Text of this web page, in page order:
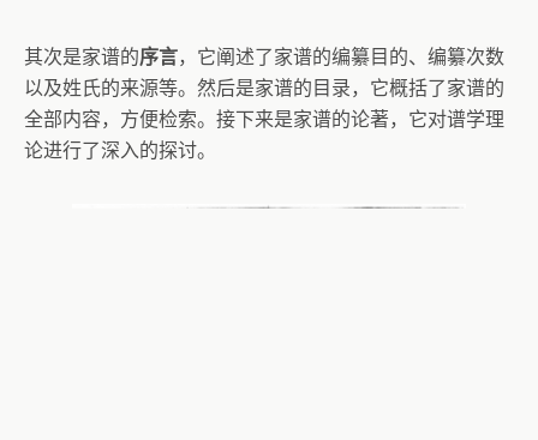
其次是家谱的序言，它阐述了家谱的编纂目的、编纂次数
以及姓氏的来源等。然后是家谱的目录，它概括了家谱的
全部内容，方便检索。接下来是家谱的论著，它对谱学理
论进行了深入的探讨。